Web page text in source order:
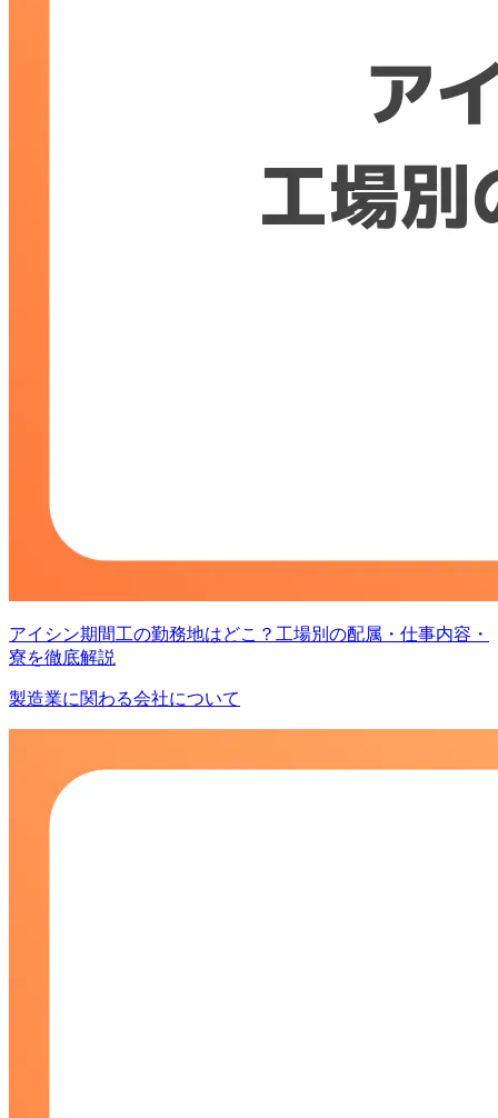
アイシン期間工の勤務地はどこ？工場別の配属・仕事内容・
寮を徹底解説
製造業に関わる会社について